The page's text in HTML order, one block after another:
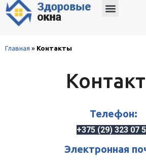
Главная » Контакты
Телефон:
+375 (29) 323 07
Электронная